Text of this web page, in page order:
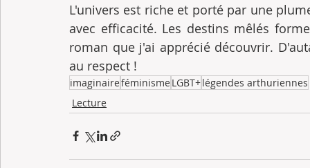
L'univers est riche et porté par une
avec efficacité. Les destins mêlés
roman que j'ai apprécié découvrir.
au respect !
imaginaireféminismeLGBT+légendes arthuriennes
Lecture